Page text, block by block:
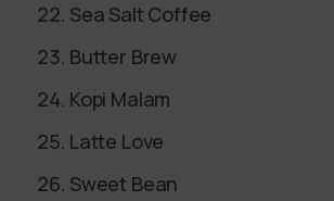
Sea Salt Coffee
Butter Brew
Kopi Malam
Latte Love
Sweet Bean